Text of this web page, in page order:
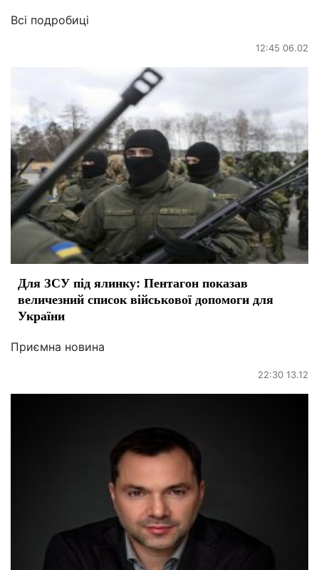
Всі подробиці
12:45 06.02
Для ЗСУ під ялинку: Пентагон показав
величезний список військової допомоги для
України
Приємна новина
22:30 13.12